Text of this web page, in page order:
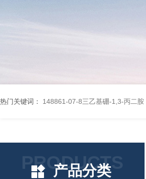
热门关键词： 148861-07-8三乙基硼-1,3-丙二胺
PRODUCTS
产品分类